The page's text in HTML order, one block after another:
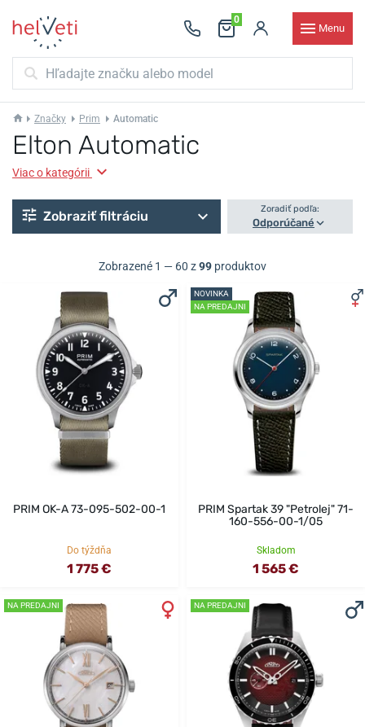
0
Menu
Značky Prim Automatic
Elton Automatic
Viac o kategórii
Zobraziť filtráciu Zoradiť podľa:
Odporúčané
Zobrazené 1 — 60 z99 produktov
PRIM OK-A 73-095-502-00-1
Do týždňa
1 775 €
NOVINKA
NA PREDAJNI
PRIM Spartak 39 "Petrolej" 71-
160-556-00-1/05
Skladom
1 565 €
NA PREDAJNI NA PREDAJNI